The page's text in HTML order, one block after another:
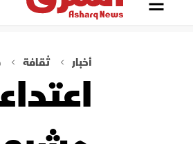
أخبار ثقافة